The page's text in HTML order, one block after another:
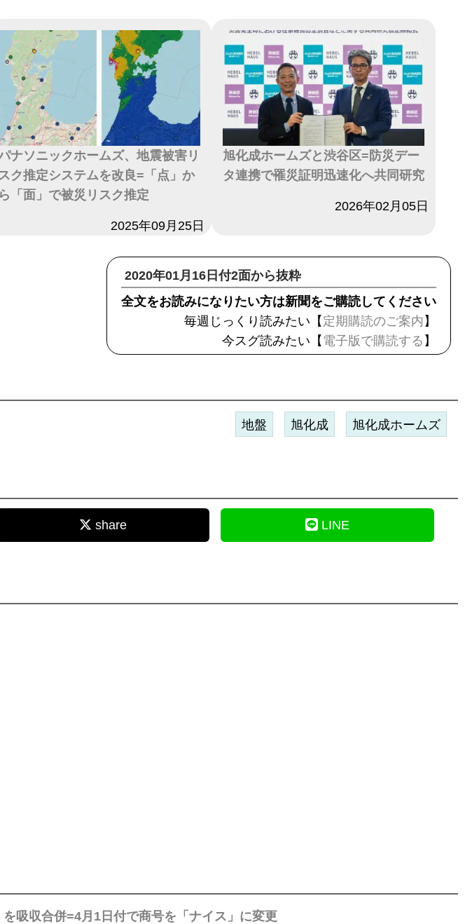
ナソニックホームズ、地震被害リ
スク推定システムを改良=「点」か
ら「面」で被災リスク推定
2025年09月25日
旭化成ホームズと渋谷区=防災デー
タ連携で罹災証明迅速化へ共同研究
2026年02月05日
2020年01月16日付2面から抜粋
全文をお読みになりたい方は新聞をご購読してください
毎週じっくり読みたい【 定期購読のご案内 】
今スグ読みたい【 電子版で購読する 】
地盤 旭化成 旭化成ホームズ
share LINE
吸収合併=4月1日付で商号を「ナイス」に変更